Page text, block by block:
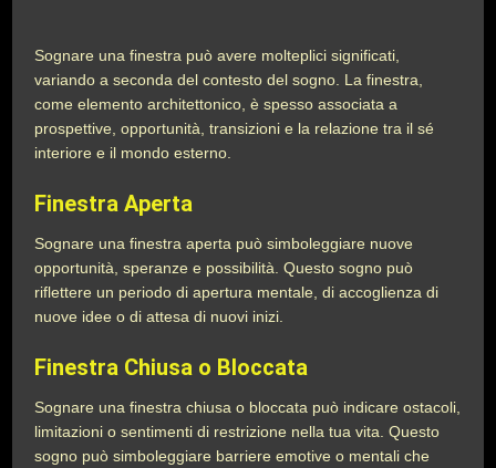
Sognare una finestra può avere molteplici significati,
variando a seconda del contesto del sogno. La finestra,
come elemento architettonico, è spesso associata a
prospettive, opportunità, transizioni e la relazione tra il sé
interiore e il mondo esterno.
Finestra Aperta
Sognare una finestra aperta può simboleggiare nuove
opportunità, speranze e possibilità. Questo sogno può
riflettere un periodo di apertura mentale, di accoglienza di
nuove idee o di attesa di nuovi inizi.
Finestra Chiusa o Bloccata
Sognare una finestra chiusa o bloccata può indicare ostacoli,
limitazioni o sentimenti di restrizione nella tua vita. Questo
sogno può simboleggiare barriere emotive o mentali che